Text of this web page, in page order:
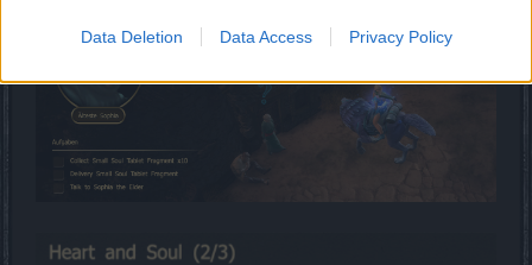
Data Deletion Data Access Privacy Policy